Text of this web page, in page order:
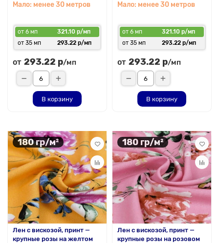
Мало: менее 30 метров
от 6 мп
321.10 р/мп
от 35 мп
293.22 р/мп
от 293.22 р/мп
В корзину
Мало: менее 30 метров
от 6 мп
321.10 р/мп
от 35 мп
293.22 р/мп
от 293.22 р/мп
В корзину
180 гр/м²
Лен с вискозой, принт —
крупные розы на желтом
180 гр/м²
Лен с вискозой, принт —
крупные розы на розовом